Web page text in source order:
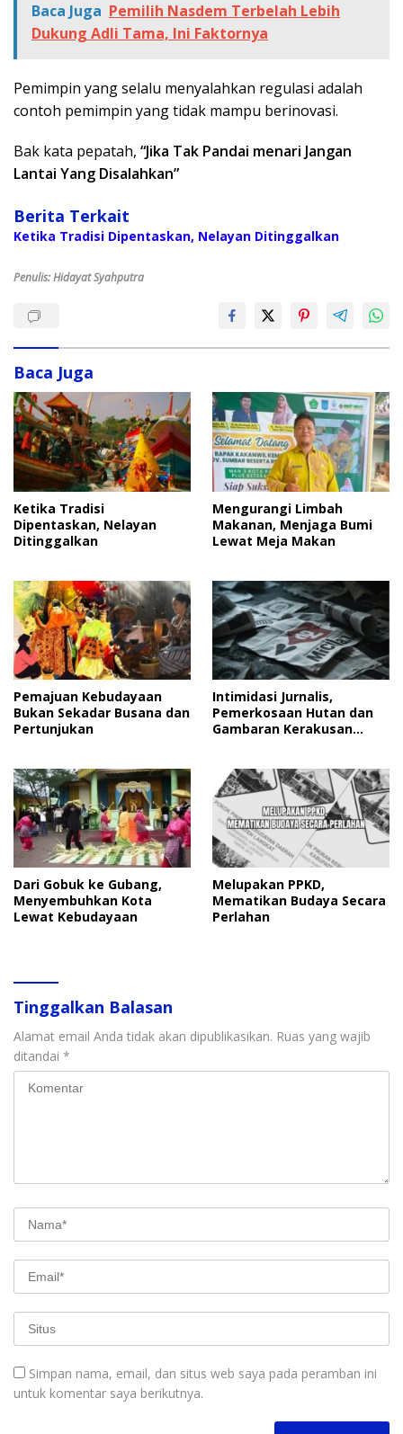
Baca Juga Pemilih Nasdem Terbelah Lebih
Dukung Adli Tama, Ini Faktornya
Pemimpin yang selalu menyalahkan regulasi adalah
contoh pemimpin yang tidak mampu berinovasi.
Bak kata pepatah, “Jika Tak Pandai menari Jangan
Lantai Yang Disalahkan”
Berita Terkait
Ketika Tradisi Dipentaskan, Nelayan Ditinggalkan
Penulis: Hidayat Syahputra
Baca Juga
Ketika Tradisi
Dipentaskan, Nelayan
Ditinggalkan
Mengurangi Limbah
Makanan, Menjaga Bumi
Lewat Meja Makan
Pemajuan Kebudayaan
Bukan Sekadar Busana dan
Pertunjukan
Intimidasi Jurnalis,
Pemerkosaan Hutan dan
Gambaran Kerakusan
Dari Gobuk ke Gubang,
Menyembuhkan Kota
Lewat Kebudayaan
Melupakan PPKD,
Mematikan Budaya Secara
Perlahan
Tinggalkan Balasan
Alamat email Anda tidak akan dipublikasikan. Ruas yang wajib
ditandai *
Simpan nama, email, dan situs web saya pada peramban ini
untuk komentar saya berikutnya.